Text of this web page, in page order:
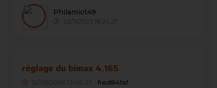
Philamiot49
23/11/2025 18:24:27
réglage du bimax 4.165
12/08/2006 13:04:33 - fred84faf